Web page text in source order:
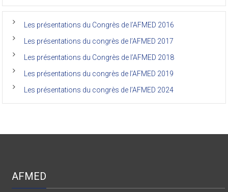
de
(Afmed/Unikin)
vécu
Les présentations du Congrès de l’AFMED 2016
Les présentations du congrès de l’AFMED 2017
Les présentations du Congrès de l’AFMED 2018
Les présentations du congrès de l’AFMED 2019
Les présentations du congrès de l’AFMED 2024
AFMED